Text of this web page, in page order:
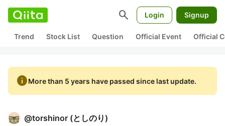
search Login Signup
Trend Stock List Question Official Event Official
infoMore than 5 years have passed since last update.
@torshinor (としのり)